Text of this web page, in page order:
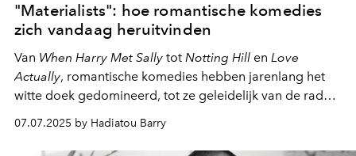
"Materialists": hoe romantische komedies
zich vandaag heruitvinden
Van When Harry Met Sally tot Notting Hill en Love
Actually, romantische komedies hebben jarenlang het
witte doek gedomineerd, tot ze geleidelijk van de radar
verdwenen. Met
grote comeback van het genre, via een moderne en
realistische herinterpretatie.
07.07.2025 by Hadiatou Barry